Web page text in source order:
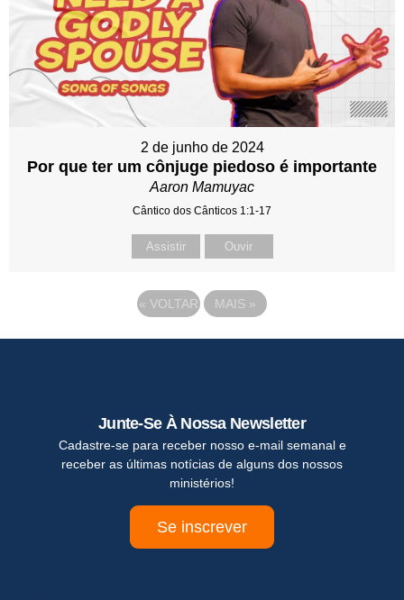
2 de junho de 2024
Por que ter um cônjuge piedoso é importante
Aaron Mamuyac
Cântico dos Cânticos 1:1-17
Assistir Ouvir
« VOLTAR MAIS »
Junte-Se À Nossa Newsletter
Cadastre-se para receber nosso e-mail semanal e
receber as últimas notícias de alguns dos nossos
ministérios!
Se inscrever